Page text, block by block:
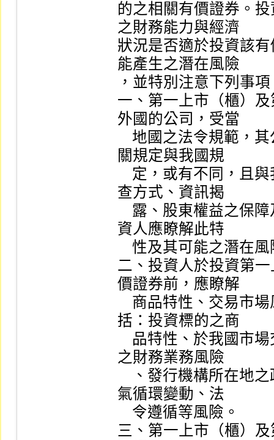
的之相關有價證券。
之財務能力與經濟
狀況是否適於投資該
能產生之潛在風險
，並特別注意下列事項
一、第一上市（櫃）
外國的公司，受當
關規定與我國規
查方式、資訊揭
資人應瞭解此特
二、投資人於投資第
價證券前，應瞭解
括：投資標的之商
之財務業務風險
氣循環變動、法
三、第一上市（櫃）